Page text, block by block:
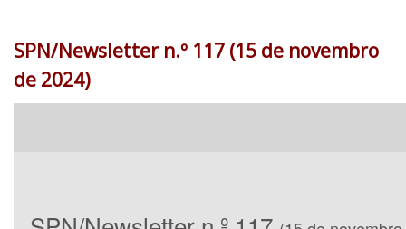
SPN/Newsletter n.º 117 (15 de novembro
de 2024)